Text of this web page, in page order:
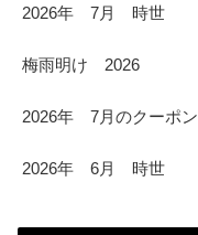
2026年 7月 時世
梅雨明け 2026
2026年 7月のクーポン
2026年 6月 時世